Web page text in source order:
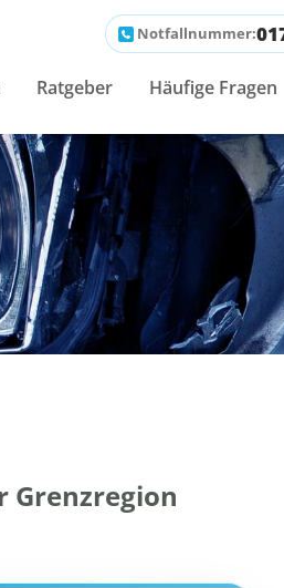
Notfallnummer:
Ratgeber Häufige Fragen
Grenzregion